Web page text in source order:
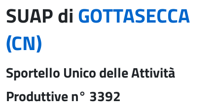
SUAP diGOTTASECCA
(CN)
Sportello Unico delle Attività
Produttive n° 3392